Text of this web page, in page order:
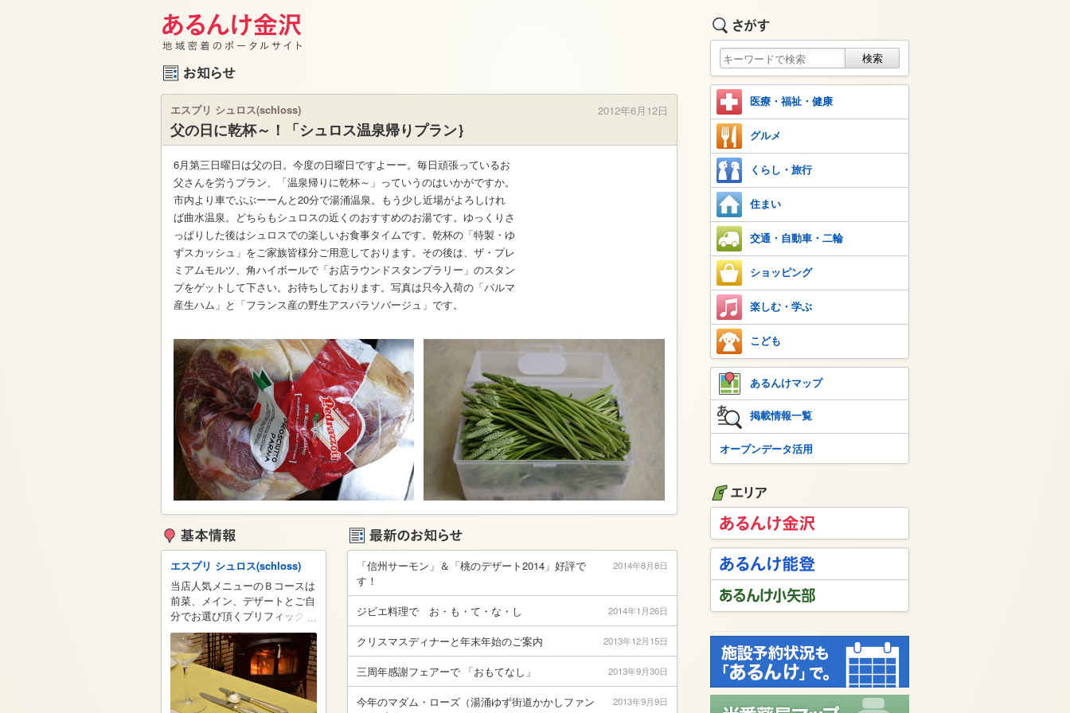
2012年6月12日
エスプリ シュロス(schloss)
父の日に乾杯～！「シュロス温泉帰りプラン｝
6月第三日曜日は父の日。今度の日曜日ですよーー。毎日頑張っているお
父さんを労うプラン、「温泉帰りに乾杯～」っていうのはいかがですか。
市内より車でぶぶーーんと20分で湯涌温泉。もう少し近場がよろしけれ
ば曲水温泉。どちらもシュロスの近くのおすすめのお湯です。ゆっくりさ
っぱりした後はシュロスでの楽しいお食事タイムです。乾杯の「特製・ゆ
ずスカッシュ」をご家族皆様分ご用意しております。その後は、ザ・プレ
ミアムモルツ、角ハイボールで「お店ラウンドスタンプラリー」のスタン
プをゲットして下さい。お待ちしております。写真は只今入荷の「パルマ
産生ハム」と「フランス産の野生アスパラソバージュ」です。
エスプリ シュロス(schloss)
当店人気メニューのＢコースは
前菜、メイン、デザートとご自
分でお選び頂くプリフィックス
メニューとなっております。
～前菜～ カリフラワームース
と海の幸ゼリー 鶏の白レバー
のパルフェ イタリア産生ハム
のサラダ 豚タンの自家製スモ
ークサラダ添え ～メイン～ 本
...
2014年8月8日
「信州サーモン」＆「桃のデザート2014」好評で
す！
2014年1月26日
ジビエ料理で お・も・て・な・し
2013年12月15日
クリスマスディナーと年末年始のご案内
2013年9月30日
三周年感謝フェアーで 「おもてなし」
2013年9月9日
今年のマダム・ローズ（湯涌ゆず街道かかしファン
医療・福祉・健康
グルメ
くらし・旅行
住まい
交通・自動車・二輪
ショッピング
楽しむ・学ぶ
こども
あるんけマップ
掲載情報一覧
オープンデータ活用